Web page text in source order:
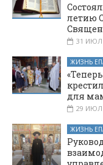
летию
31 ИЮЛ
ЖИЗНЬ
для
29 ИЮЛ
ЖИЗНЬ